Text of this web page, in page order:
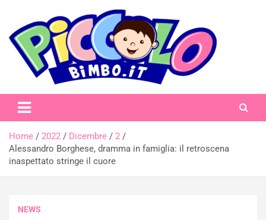
content
piccolobimbo.it
Home 2022 Dicembre
2
Alessandro Borghese, dramma in famiglia: il retroscena
inaspettato stringe il cuore
NEWS